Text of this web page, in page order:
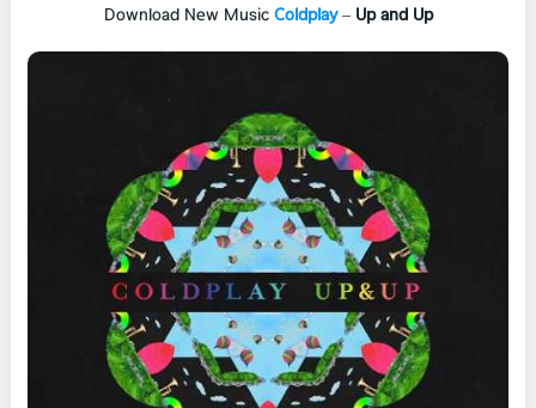
Download New MusicColdplay– Up and Up